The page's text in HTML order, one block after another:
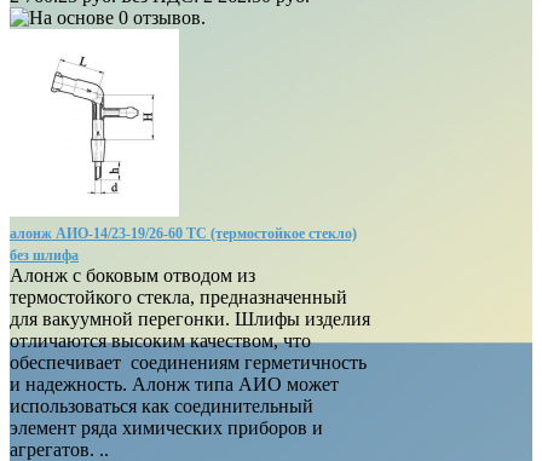
алонж АИО-14/23-19/26-60 ТС (термостойкое стекло)
без шлифа
Алонж с боковым отводом из
термостойкого стекла, предназначенный
для вакуумной перегонки. Шлифы изделия
отличаются высоким качеством, что
обеспечивает соединениям герметичность
и надежность. Алонж типа АИО может
использоваться как соединительный
элемент ряда химических приборов и
агрегатов. ..